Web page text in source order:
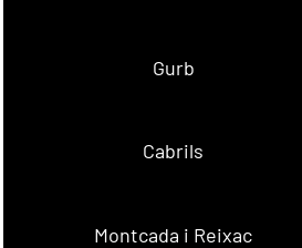
Gurb
Cabrils
Montcada i Reixac